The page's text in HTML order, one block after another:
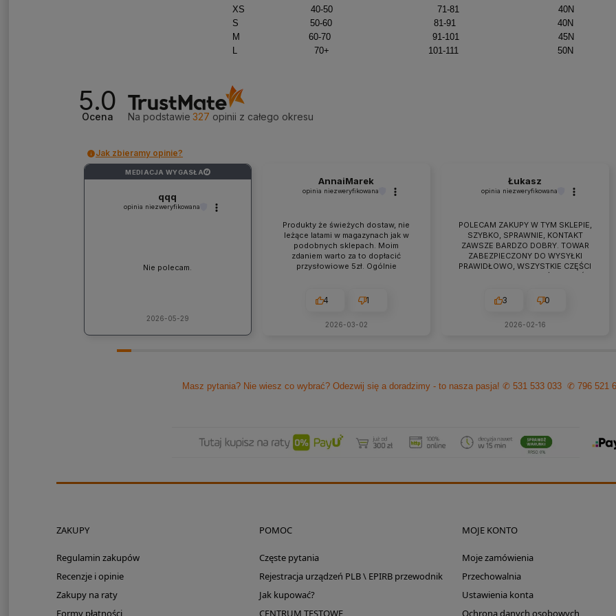
XS 40-50 71-81 40N
S 50-60 81-91 40N
M 60-70 91-101 45N
L 70+ 101-111 50N
5.0
Ocena Na podstawie 327 opinii z całego okresu
Jak zbieramy opinie?
MEDIACJA WYGASŁA ?
qqq
opinia niezweryfikowana
Nie polecam.
2026-05-29
AnnaiMarek
opinia niezweryfikowana
Produkty że świeżych dostaw, nie
leżące latami w magazynach jak w
podobnych sklepach. Moim
zdaniem warto za to dopłacić
przysłowiowe 5zł. Ogólnie
jakieś problemy zawsze można
liczyć na szybką pomoc czy
Polecam z czystym sumieniem!
4 1
2026-03-02
Łukasz
opinia niezweryfikowana
POLECAM ZAKUPY W TYM SKLEPIE,
SZYBKO, SPRAWNIE, KONTAKT
ZAWSZE BARDZO DOBRY. TOWAR
ZABEZPIECZONY DO WYSYŁKI
PRAWIDŁOWO, WSZYSTKIE CZĘŚCI
WARTO TUTAJ
3 0
2026-02-16
Masz pytania? Nie wiesz co wybrać? Odezwij się a doradzimy - to nasza pasja!✆ 531 533 033 ✆ 796 521
ZAKUPY
Regulamin zakupów
Recenzje i opinie
Zakupy na raty
Formy płatności
POMOC
Częste pytania
Rejestracja urządzeń PLB \ EPIRB przewodnik
Jak kupować?
CENTRUM TESTOWE
MOJE KONTO
Moje zamówienia
Przechowalnia
Ustawienia konta
Ochrona danych osobowych